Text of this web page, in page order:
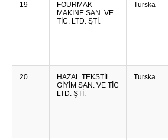
19
FOURMAK
MAKİNE SAN. VE
TİC. LTD. ŞTİ.
Turska
20
HAZAL TEKSTİL
GİYİM SAN. VE TİC
LTD. ŞTİ.
Turska